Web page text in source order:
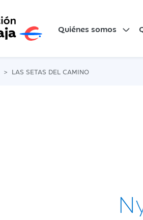
Quiénes somos
LAS SETAS DEL CAMINO